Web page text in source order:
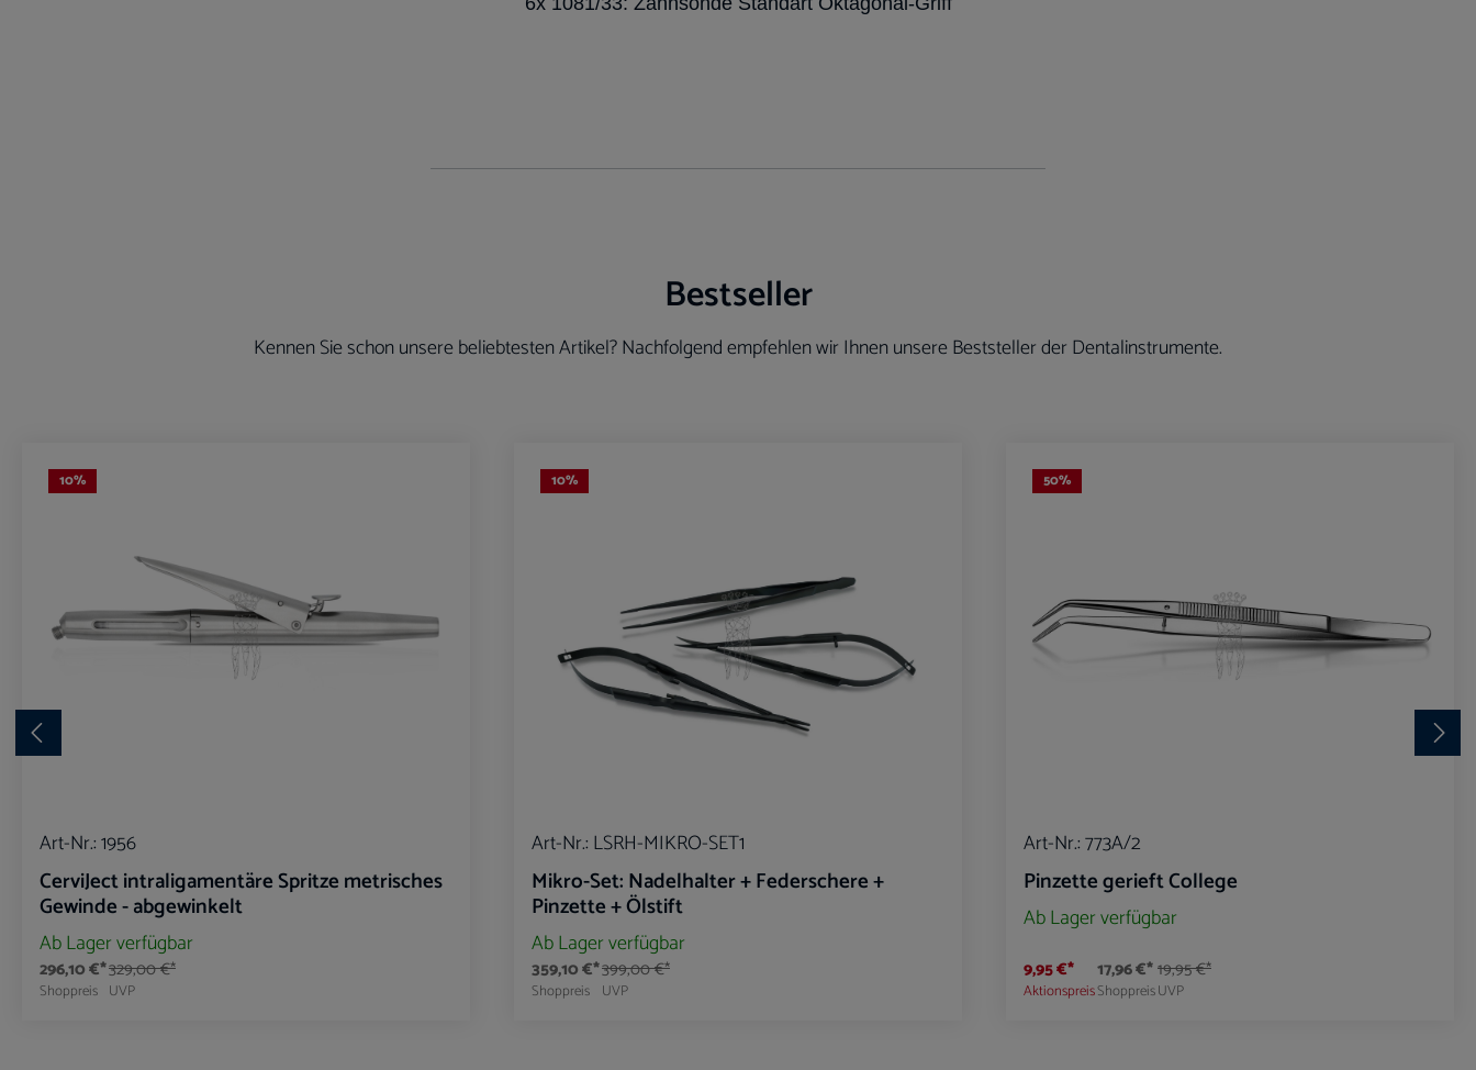
Bestseller
Kennen Sie schon unsere beliebtesten Artikel? Nachfolgend empfehlen wir Ihnen unsere Beststeller der Dentalinstrumente.
10%
Art-Nr.:1956
CerviJect intraligamentäre Spritze metrisches
Gewinde - abgewinkelt
Ab Lager verfügbar
296,10 €*
Shoppreis
329,00 €*
UVP
10%
Art-Nr.: LSRH-MIKRO-SET1
Mikro-Set: Nadelhalter + Federschere +
Pinzette + Ölstift
Ab Lager verfügbar
359,10 €*
Shoppreis
399,00 €*
UVP
50%
Art-Nr.:773A/2
Pinzette gerieft College
Ab Lager verfügbar
9,95 €*
Aktionspreis
17,96 €*
Shoppreis
19,95 €*
UVP